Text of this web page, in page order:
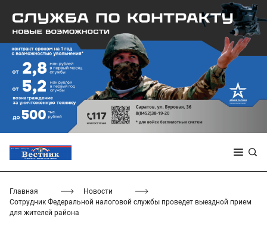
Главная
Новости
Сотрудник Федеральной налоговой службы проведет выездной прием
для жителей района